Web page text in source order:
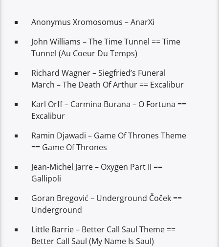
Anonymus Xromosomus – AnarXi
John Williams – The Time Tunnel == Time
Tunnel (Au Coeur Du Temps)
Richard Wagner – Siegfried’s Funeral
March – The Death Of Arthur == Excalibur
Karl Orff – Carmina Burana – O Fortuna ==
Excalibur
Ramin Djawadi – Game Of Thrones Theme
== Game Of Thrones
Jean-Michel Jarre – Oxygen Part II ==
Gallipoli
Goran Bregović – Underground Čoček ==
Underground
Little Barrie – Better Call Saul Theme ==
Better Call Saul (My Name Is Saul)